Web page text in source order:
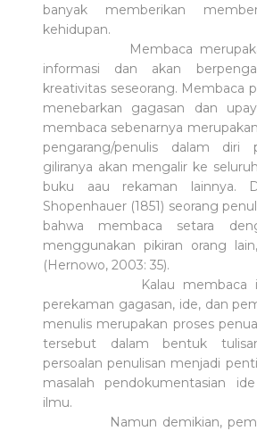
banyak memberikan
kehidupan.
Membaca merupakan
informasi dan akan
kreativitas seseorang. Membaca
menebarkan gagasan dan
membaca sebenarnya
pengarang/penulis dalam diri
giliranya akan mengalir ke
buku aau rekaman lainnya.
Shopenhauer (1851) seorang
bahwa membaca setara
menggunakan pikiran orang
(Hernowo, 2003: 35).
Kalau membaca itu
perekaman gagasan, ide, dan
menulis merupakan proses
tersebut dalam bentuk
persoalan penulisan menjadi
masalah pendokumentasian
ilmu.
Namun demikian,